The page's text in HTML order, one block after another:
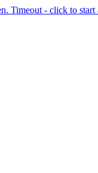
Timeout - click to start